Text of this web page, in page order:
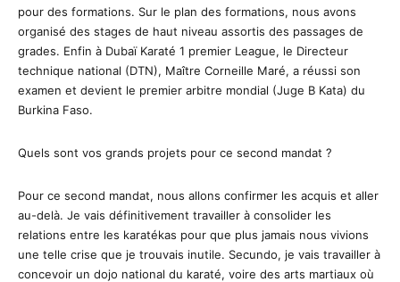
pour des formations. Sur le plan des formations, nous avons
organisé des stages de haut niveau assortis des passages de
grades. Enfin à Dubaï Karaté 1 premier League, le Directeur
technique national (DTN), Maître Corneille Maré, a réussi son
examen et devient le premier arbitre mondial (Juge B Kata) du
Burkina Faso.
Quels sont vos grands projets pour ce second mandat ?
Pour ce second mandat, nous allons confirmer les acquis et aller
au-delà. Je vais définitivement travailler à consolider les
relations entre les karatékas pour que plus jamais nous vivions
une telle crise que je trouvais inutile. Secundo, je vais travailler à
concevoir un dojo national du karaté, voire des arts martiaux où